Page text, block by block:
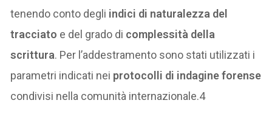
tenendo conto degli indici di naturalezza del
tracciato e del grado di complessità della
scrittura. Per l’addestramento sono stati utilizzati i
parametri indicati nei protocolli di indagine forense
condivisi nella comunità internazionale.4